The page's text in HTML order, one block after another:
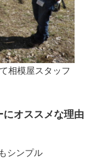
相模屋スタッフ
オススメな理由
シンプル